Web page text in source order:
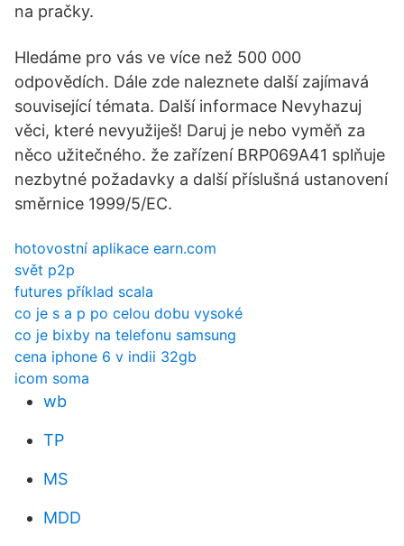
na pračky.
Hledáme pro vás ve více než 500 000
odpovědích. Dále zde naleznete další zajímavá
související témata. Další informace Nevyhazuj
věci, které nevyužiješ! Daruj je nebo vyměň za
něco užitečného. že zařízení BRP069A41 splňuje
nezbytné požadavky a další příslušná ustanovení
směrnice 1999/5/EC.
hotovostní aplikace earn.com
svět p2p
futures příklad scala
co je s a p po celou dobu vysoké
co je bixby na telefonu samsung
cena iphone 6 v indii 32gb
icom soma
wb
TP
MS
MDD